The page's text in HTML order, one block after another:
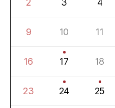
2 3 4
9 10 11
16 17 18
23 24 25